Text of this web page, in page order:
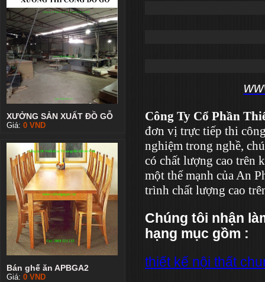
XƯỞNG SẢN XUẤT ĐỒ GỖ
Giá: 0 VND
Bán ghế ăn APBGA2
Giá: 0 VND
Công Ty Cổ Phần
đơn vị trực tiếp thi
nghiệm trong nghề,
có chất lượng cao trên
một thế mạnh của An
trình chất lượng cao
Chúng tôi nhận
hạng mục gồm :
thiết kế nội thất